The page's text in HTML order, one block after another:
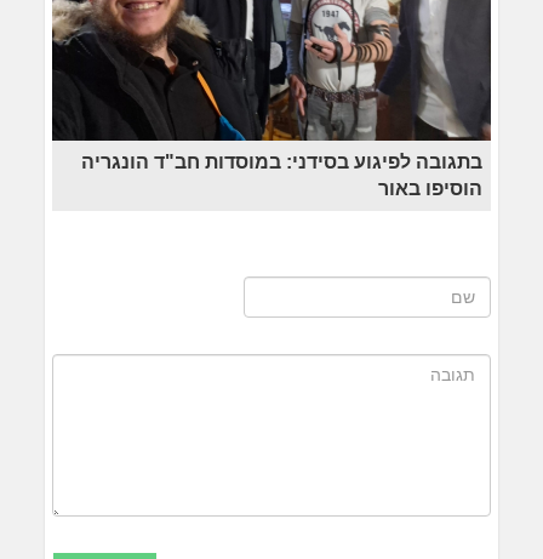
בתגובה לפיגוע בסידני: במוסדות חב"ד הונגריה
הוסיפו באור